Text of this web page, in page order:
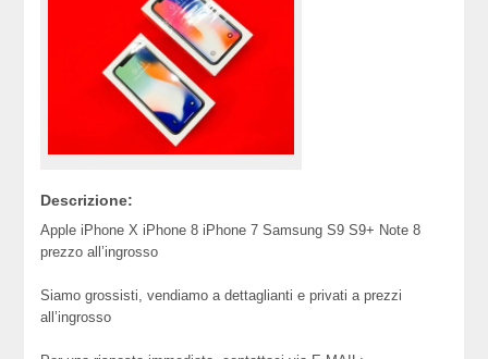
Descrizione:
Apple iPhone X iPhone 8 iPhone 7 Samsung S9 S9+ Note 8
prezzo all’ingrosso
Siamo grossisti, vendiamo a dettaglianti e privati ​​a prezzi
all’ingrosso